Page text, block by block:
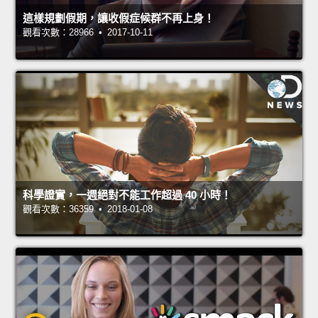
這樣規劃假期，讓收假症候群不再上身！
觀看次數：28966 • 2017-10-11
科學證實，一週絕對不能工作超過 40 小時！
觀看次數：36359 • 2018-01-08